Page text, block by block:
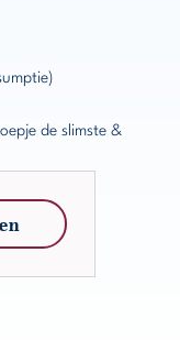
de slimste &